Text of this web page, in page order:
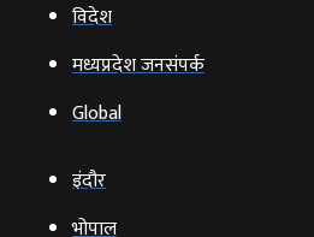
विदेश
मध्यप्रदेश जनसंपर्क
Global
इंदौर
भोपाल